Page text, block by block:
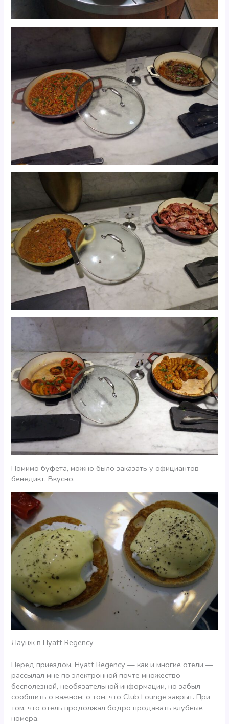
Помимо буфета, можно было заказать у официантов
бенедикт. Вкусно.
Лаунж в Hyatt Regency
Перед приездом, Hyatt Regency — как и многие отели —
рассылал мне по электронной почте множество
бесполезной, необязательной информации, но забыл
сообщить о важном: о том, что Club Lounge закрыт. При
том, что отель продолжал бодро продавать клубные
номера.